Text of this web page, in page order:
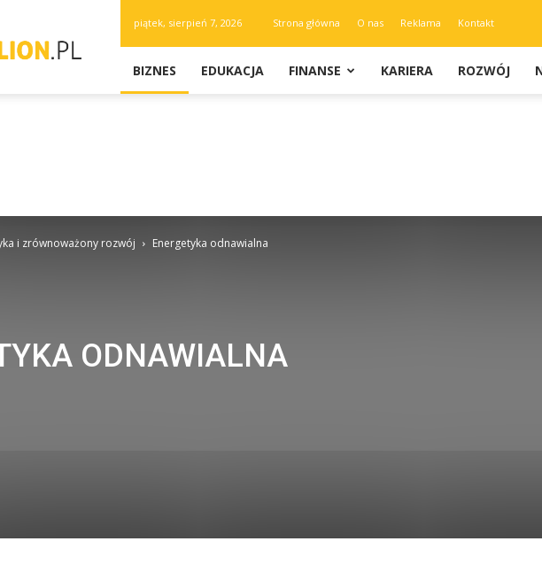
piątek, sierpień 7, 2026 Strona główna O nas Reklama Kontakt
BIZNES EDUKACJA FINANSE KARIERA ROZWÓJ
i zrównoważony rozwój Energetyka odnawialna
ODNAWIALNA